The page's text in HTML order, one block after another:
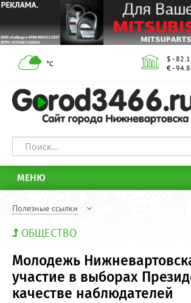
°С
$ -
€ -
МЕНЮ
Полезные ссылки
ОБЩЕСТВО
Молодежь
участие в выборах
качестве наблюдателей